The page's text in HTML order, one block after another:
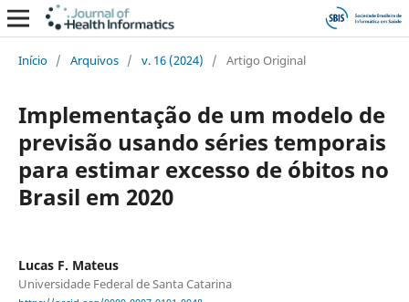
Início / Arquivos / v. 16 (2024) / Artigo Original
Implementação de um modelo de
previsão usando séries temporais
para estimar excesso de óbitos no
Brasil em 2020
Lucas F. Mateus
Universidade Federal de Santa Catarina